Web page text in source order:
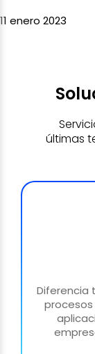
11 enero 2023
últimas
Diferencia